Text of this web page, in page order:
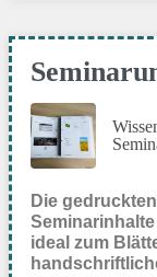
Die
ideal zum